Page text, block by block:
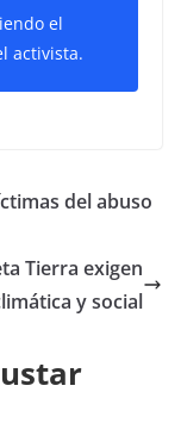
el
activista.
del abuso
Tierra exigen
y social